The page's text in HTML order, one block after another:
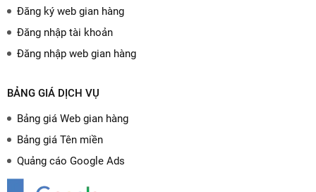
Đăng ký web gian hàng
Đăng nhập tài khoản
Đăng nhập web gian hàng
BẢNG GIÁ DỊCH VỤ
Bảng giá Web gian hàng
Bảng giá Tên miền
Quảng cáo Google Ads